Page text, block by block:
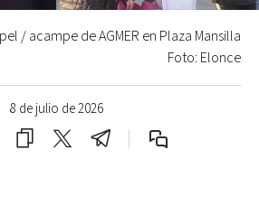
8 de julio de 2026
/ acampe de AGMER en Plaza Mansilla
Foto: Elonce